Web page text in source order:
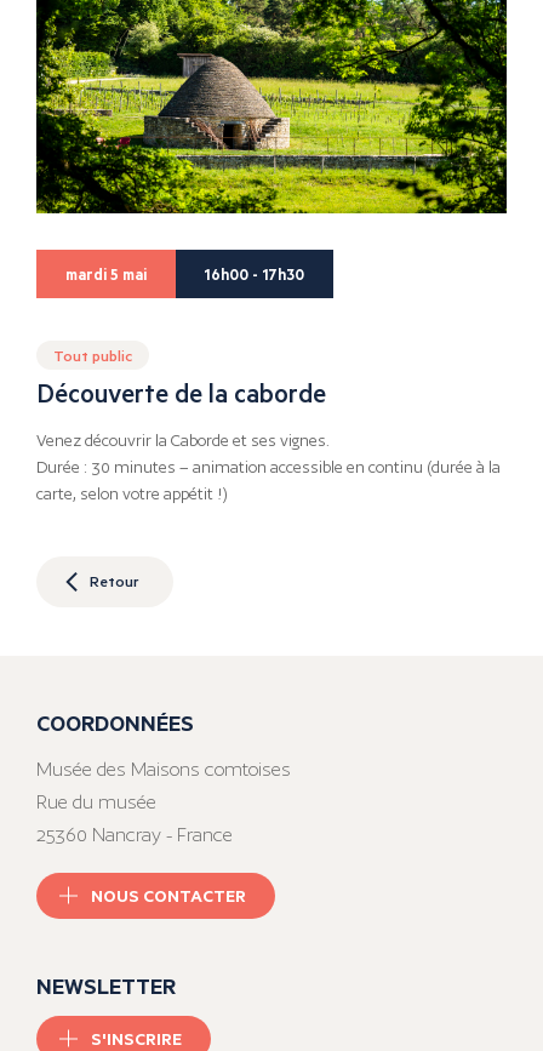
mardi 5 mai 16h00 - 17h30
Tout public
Découverte de la caborde
Venez découvrir la Caborde et ses vignes.
Durée : 30 minutes – animation accessible en continu (durée à la
carte, selon votre appétit !)
Retour
COORDONNÉES
Musée des Maisons comtoises
Rue du musée
25360 Nancray - France
NOUS CONTACTER
NEWSLETTER
S'INSCRIRE